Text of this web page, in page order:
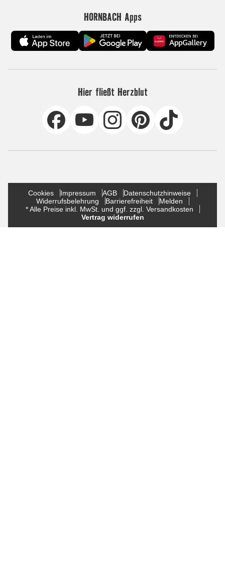
HORNBACH Apps
Hier fließt Herzblut
Cookies Impressum AGB
Datenschutzhinweise
Widerrufsbelehrung
Barrierefreiheit
Melden
* Alle Preise inkl. MwSt. und ggf. zzgl. Versandkosten
Vertrag widerrufen